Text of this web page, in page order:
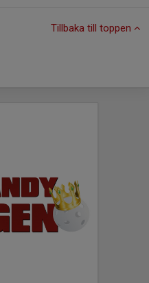
Tillbaka till toppen